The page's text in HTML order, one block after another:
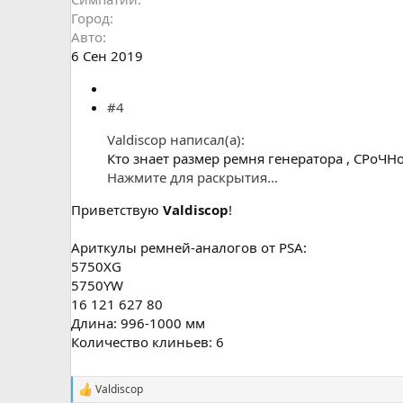
Город
Авто
6 Сен 2019
#4
Valdiscop написал(а):
Кто знает размер ремня генератора ,
Нажмите для раскрытия...
Приветствую Valdiscop!
Ариткулы ремней-аналогов от PSA:
5750XG
5750YW
16 121 627 80
Длина: 996-1000 мм
Количество клиньев: 6
С
Valdiscop